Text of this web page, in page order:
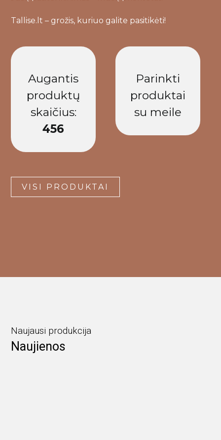
Tallise.lt – grožis, kuriuo galite pasitikėti!
Augantis
produktų
skaičius:
456
Parinkti
produktai
su meile
VISI PRODUKTAI
Naujausi produkcija
Naujienos